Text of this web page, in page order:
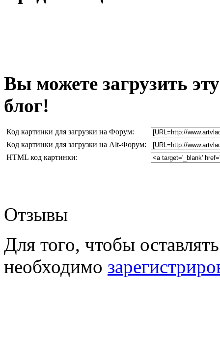
Вы можете загрузить
блог!
Код картинки для загрузки на Форум:
Код картинки для загрузки на Alt-Форум:
HTML код картинки:
Отзывы
Для того, чтобы
необходимо